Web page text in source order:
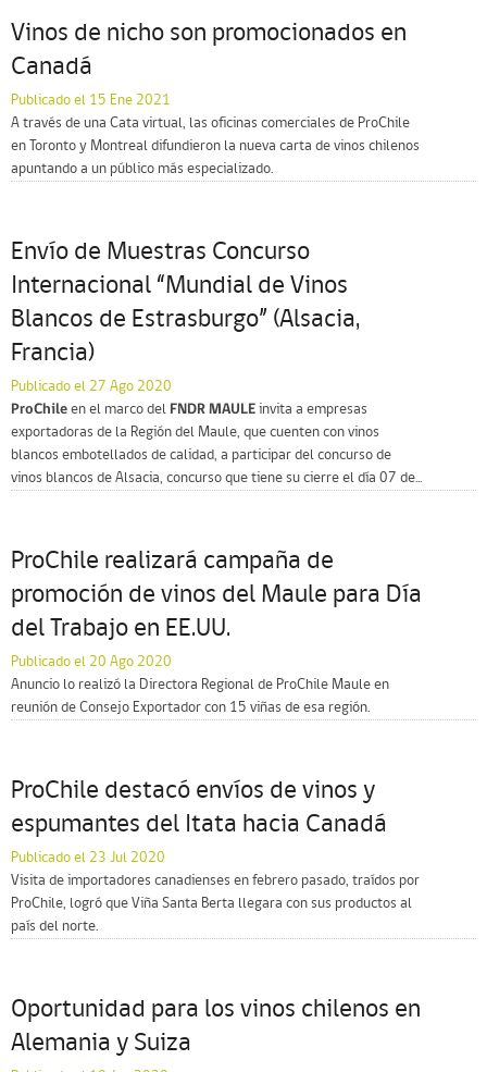
Vinos de nicho son promocionados en
Canadá
Publicado el 15 Ene 2021
A través de una Cata virtual, las oficinas comerciales de ProChile
en Toronto y Montreal difundieron la nueva carta de vinos chilenos
apuntando a un público más especializado.
Envío de Muestras Concurso
Internacional “Mundial de Vinos
Blancos de Estrasburgo” (Alsacia,
Francia)
Publicado el 27 Ago 2020
ProChile en el marco del FNDR MAULE invita a empresas
exportadoras de la Región del Maule, que cuenten con vinos
blancos embotellados de calidad, a participar del concurso de
vinos blancos de Alsacia, concurso que tiene su cierre el día 07 de...
ProChile realizará campaña de
promoción de vinos del Maule para Día
del Trabajo en EE.UU.
Publicado el 20 Ago 2020
Anuncio lo realizó la Directora Regional de ProChile Maule en
reunión de Consejo Exportador con 15 viñas de esa región.
ProChile destacó envíos de vinos y
espumantes del Itata hacia Canadá
Publicado el 23 Jul 2020
Visita de importadores canadienses en febrero pasado, traídos por
ProChile, logró que Viña Santa Berta llegara con sus productos al
país del norte.
Oportunidad para los vinos chilenos en
Alemania y Suiza